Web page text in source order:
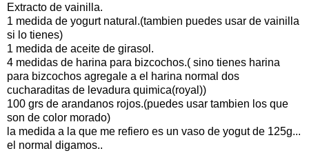
Extracto de vainilla.
1 medida de yogurt natural.(tambien puedes usar de vainilla
si lo tienes)
1 medida de aceite de girasol.
4 medidas de harina para bizcochos.( sino tienes harina
para bizcochos agregale a el harina normal dos
cucharaditas de levadura quimica(royal))
100 grs de arandanos rojos.(puedes usar tambien los que
son de color morado)
la medida a la que me refiero es un vaso de yogut de 125g...
el normal digamos..